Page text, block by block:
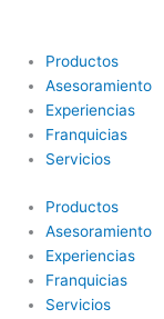
contenidoProductos
Asesoramiento
Experiencias
Franquicias
Servicios
Productos
Asesoramiento
Experiencias
Franquicias
Servicios